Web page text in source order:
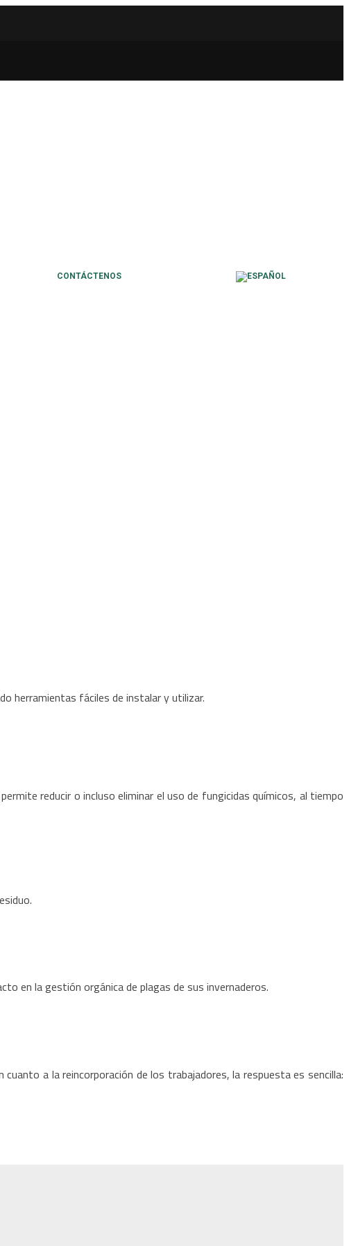
CONTÁCTENOS
herramientas fáciles de instalar y utilizar.
reducir o incluso eliminar el uso de fungicidas químicos, al tiempo
en la gestión orgánica de plagas de sus invernaderos.
a la reincorporación de los trabajadores, la respuesta es sencilla: